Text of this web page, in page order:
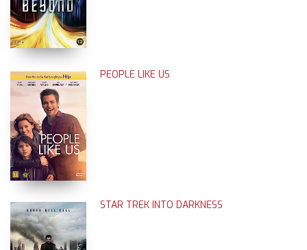
PEOPLE LIKE US
STAR TREK INTO DARKNESS